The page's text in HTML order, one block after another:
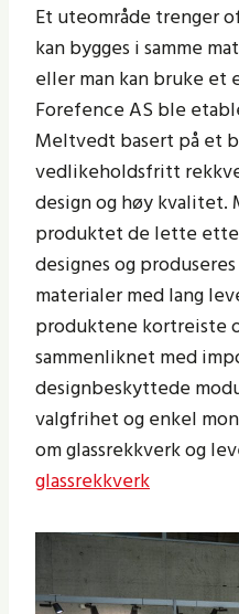
Et uteområde trenger
kan bygges i samme
eller man kan bruke et
Forefence AS ble
Meltvedt basert på et
vedlikeholdsfritt
design og høy kvalitet.
produktet de lette
designes og
materialer med lang
produktene kortreiste
sammenliknet med
designbeskyttede
valgfrihet og enkel
om glassrekkverk og
glassrekkverk